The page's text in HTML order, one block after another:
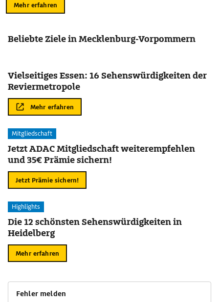
Mehr erfahren
Beliebte Ziele in Mecklenburg-Vorpommern
Vielseitiges Essen: 16 Sehenswürdigkeiten der
Reviermetropole
Mehr erfahren
Mitgliedschaft
Jetzt ADAC Mitgliedschaft weiterempfehlen
und 35€ Prämie sichern!
Jetzt Prämie sichern!
Highlights
Die 12 schönsten Sehenswürdigkeiten in
Heidelberg
Mehr erfahren
Fehler melden